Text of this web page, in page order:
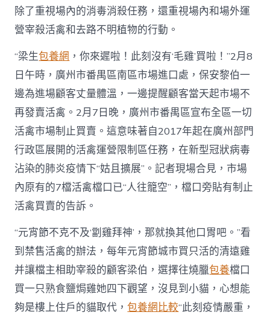
除了重視場內的消毒消殺任務，還重視場內和場外運
營宰殺活禽和去路不明植物的行動。
“梁生包養網 ，你來遲啦！此刻沒有‘毛雞’買啦！”2月8
日午時，廣州市番禺區南區市場進口處，保安黎伯一
邊為進場顧客丈量體溫，一邊提醒顧客當天起市場不
再發賣活禽。2月7日晚，廣州市番禺區宣布全區一切
活禽市場制止買賣。這意味著自2017年起在廣州部門
行政區展開的活禽運營限制區任務，在新型冠狀病毒
沾染的肺炎疫情下“姑且擴展”。記者現場合見，市場
內原有的7檔活禽檔口已“人往籠空”，檔口旁貼有制止
活禽買賣的告訴。
“元宵節不克不及‘劏雞拜神’，那就換其他口胃吧。”看
到禁售活禽的辦法，每年元宵節城市買只活的清遠雞
并讓檔主相助宰殺的顧客梁伯，選擇往燒臘包養檔口
買一只熟食鹽焗雞她四下觀望，沒見到小貓，心想能
夠是樓上住戶的貓取代，包養網比較“此刻疫情嚴重，